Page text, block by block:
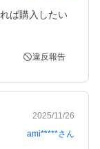
ば購入したい
違反報告
2025/11/26
ami*****さん